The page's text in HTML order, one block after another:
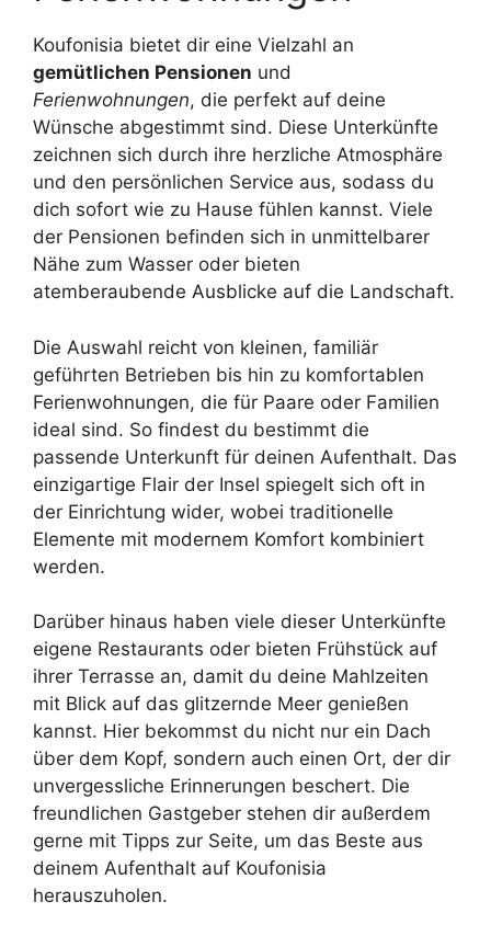
Koufonisia bietet dir eine Vielzahl an
gemütlichen Pensionen und
Ferienwohnungen, die perfekt auf deine
Wünsche abgestimmt sind. Diese Unterkünfte
zeichnen sich durch ihre herzliche Atmosphäre
und den persönlichen Service aus, sodass du
dich sofort wie zu Hause fühlen kannst. Viele
der Pensionen befinden sich in unmittelbarer
Nähe zum Wasser oder bieten
atemberaubende Ausblicke auf die Landschaft.
Die Auswahl reicht von kleinen, familiär
geführten Betrieben bis hin zu komfortablen
Ferienwohnungen, die für Paare oder Familien
ideal sind. So findest du bestimmt die
passende Unterkunft für deinen Aufenthalt. Das
einzigartige Flair der Insel spiegelt sich oft in
der Einrichtung wider, wobei traditionelle
Elemente mit modernem Komfort kombiniert
werden.
Darüber hinaus haben viele dieser Unterkünfte
eigene Restaurants oder bieten Frühstück auf
ihrer Terrasse an, damit du deine Mahlzeiten
mit Blick auf das glitzernde Meer genießen
kannst. Hier bekommst du nicht nur ein Dach
über dem Kopf, sondern auch einen Ort, der dir
unvergessliche Erinnerungen beschert. Die
freundlichen Gastgeber stehen dir außerdem
gerne mit Tipps zur Seite, um das Beste aus
deinem Aufenthalt auf Koufonisia
herauszuholen.